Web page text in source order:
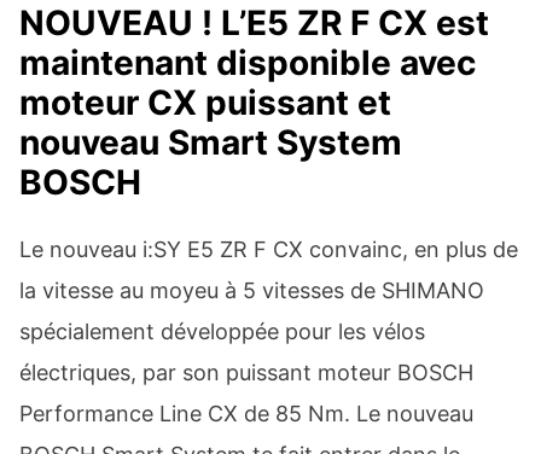
NOUVEAU ! L’E5 ZR F CX est
maintenant disponible avec
moteur CX puissant et
nouveau Smart System
BOSCH
Le nouveau i:SY E5 ZR F CX convainc, en plus de
la vitesse au moyeu à 5 vitesses de SHIMANO
spécialement développée pour les vélos
électriques, par son puissant moteur BOSCH
Performance Line CX de 85 Nm. Le nouveau